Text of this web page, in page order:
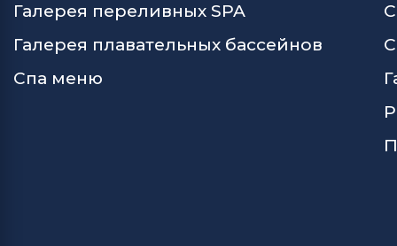
Галерея переливных SPA
Галерея плавательных бассейнов
Спа меню